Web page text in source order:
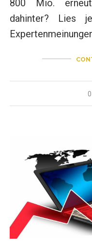
800 Mio.
dahinter? Lies